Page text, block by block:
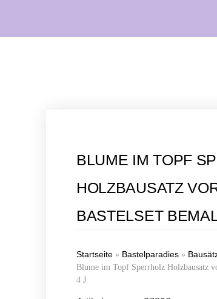
BLUME IM TOPF
HOLZBAUSATZ
BASTELSET
Startseite» Bastelparadies»
Blume im Topf Sperrholz Holzbausatz
4 J